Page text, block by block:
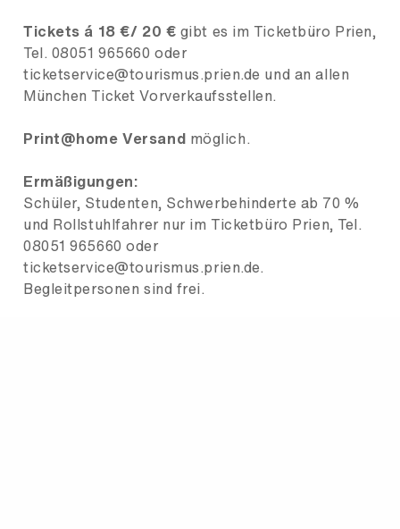
Tickets á 18 €/ 20 € gibt es im Ticketbüro Prien,
Tel. 08051 965660 oder
ticketservice@tourismus.prien.de und an allen
München Ticket Vorverkaufsstellen.
Print@home Versand möglich.
Ermäßigungen:
Schüler, Studenten, Schwerbehinderte ab 70 %
und Rollstuhlfahrer nur im Ticketbüro Prien, Tel.
08051 965660 oder
ticketservice@tourismus.prien.de.
Begleitpersonen sind frei.